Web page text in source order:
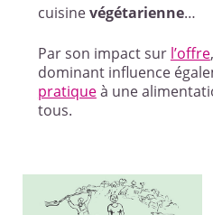
cuisinevégétarienne…
Par son impact sur l’offre
dominant influence
pratiqueà une
tous.